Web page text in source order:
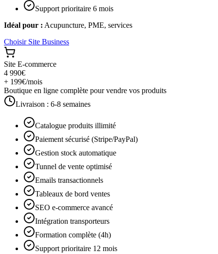
Support prioritaire 6 mois
Idéal pour : Acupuncture, PME, services
Choisir Site Business
Site E-commerce
4 990€
+ 199€/mois
Boutique en ligne complète pour vendre vos produits
Livraison : 6-8 semaines
Catalogue produits illimité
Paiement sécurisé (Stripe/PayPal)
Gestion stock automatique
Tunnel de vente optimisé
Emails transactionnels
Tableaux de bord ventes
SEO e-commerce avancé
Intégration transporteurs
Formation complète (4h)
Support prioritaire 12 mois